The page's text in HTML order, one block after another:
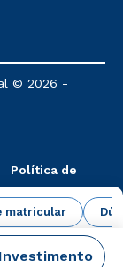
matricular
será de R$
Ensino
© 2026 -
Política de
Cookies